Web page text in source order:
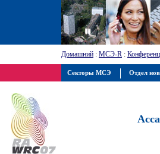
Домашний : МСЭ-R :
Секторы МСЭ Отдел